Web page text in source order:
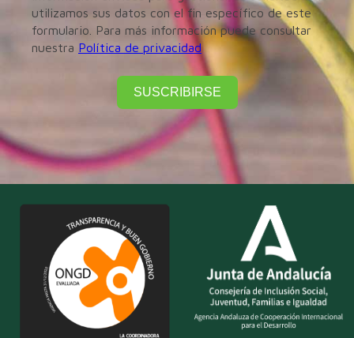
utilizamos sus datos con el fin específico de este
formulario. Para más información puede consultar
nuestra Política de privacidad
SUSCRIBIRSE